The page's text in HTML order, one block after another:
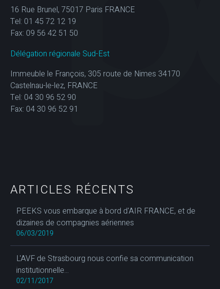
16 Rue Brunel, 75017 Paris FRANCE
Tel: 01 45 72 12 19
Fax: 09 56 42 51 50
Délégation régionale Sud-Est
Immeuble le François, 305 route de Nimes 34170
Castelnau-le-lez, FRANCE
Tel: 04 30 96 52 90
Fax: 04 30 96 52 91
ARTICLES RÉCENTS
PEEKS vous embarque à bord d'AIR FRANCE, et de
dizaines de compagnies aériennes
06/03/2019
L'AVF de Strasbourg nous confie sa communication
institutionnelle...
02/11/2017